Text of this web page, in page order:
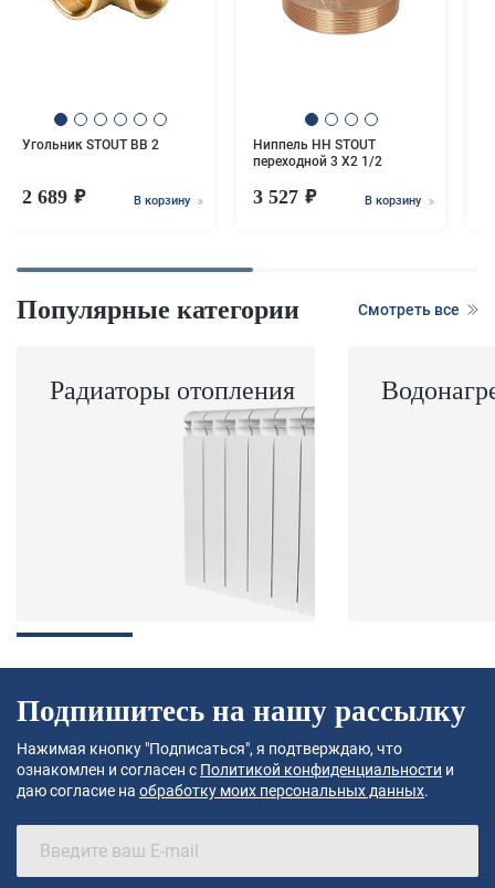
Угольник STOUT ВВ 2
2 689 В корзину
Ниппель НН STOUT
переходной 3 X2 1/2
3 527 В корзину
Популярные категории Смотреть все
Радиаторы отопления
Подпишитесь на нашу рассылку
Нажимая кнопку "Подписаться", я подтверждаю, что
ознакомлен и согласен с Политикой конфиденциальности и
даю согласие на обработку моих персональных данных.